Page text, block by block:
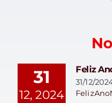
31
12, 2024
Feliz
31/12/